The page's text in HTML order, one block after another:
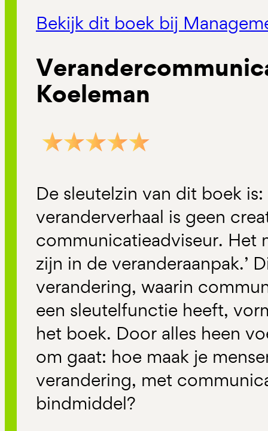
Bekijk dit boek bij
Koeleman
De sleutelzin van dit boek
veranderverhaal is geen
communicatieadviseur. Het
zijn in de veranderaanpak.’
verandering, waarin
een sleutelfunctie heeft,
het boek. Door alles heen
om gaat: hoe maak je
verandering, met
bindmiddel?